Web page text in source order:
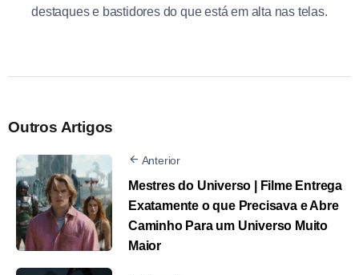
destaques e bastidores do que está em alta nas telas.
Outros Artigos
Anterior
Mestres do Universo | Filme Entrega
Exatamente o que Precisava e Abre
Caminho Para um Universo Muito
Maior